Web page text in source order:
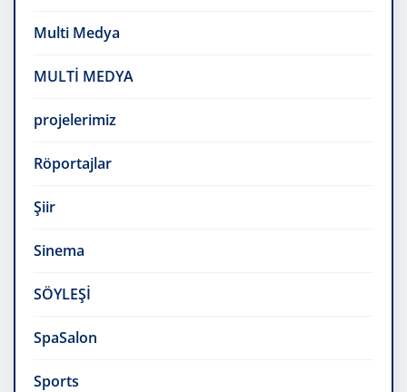
Multi Medya
MULTİ MEDYA
projelerimiz
Röportajlar
Şiir
Sinema
SÖYLEŞİ
SpaSalon
Sports